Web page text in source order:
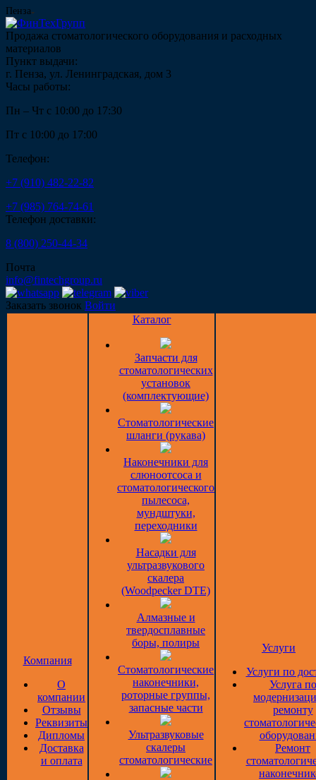
Пенза
Продажа стоматологического оборудования и расходных
материалов
Пункт выдачи:
г. Пенза, ул. Ленинградская, дом 3
Часы работы:
Пн – Чт с 10:00 до 17:30
Пт с 10:00 до 17:00
Телефон:
+7 (910) 482-22-82
+7 (985) 764-74-61
Телефон доставки:
8 (800) 250-44-34
Почта
info@fintechgroup.ru
Заказать звонок Войти
Компания
О
компании
Отзывы
Реквизиты
Дипломы
Доставка
и оплата
Каталог
Запчасти для
стоматологических
установок
(комплектующие)
Стоматологические
шланги (рукава)
Наконечники для
слюноотсоса и
стоматологического
пылесоса,
мундштуки,
переходники
Насадки для
ультразвукового
скалера
(Woodpecker DTE)
Алмазные и
твердосплавные
боры, полиры
Стоматологические
наконечники,
роторные группы,
запасные части
Ультразвуковые
скалеры
стоматологические
Услуги
Услуги по
Услуга по
ремонту
Ремонт